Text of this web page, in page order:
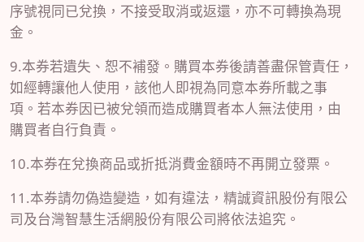
序號視同已兌換，不接受取消或返還，亦不可轉換為現
金。
9.本券若遺失、恕不補發。購買本券後請善盡保管責任，
如經轉讓他人使用，該他人即視為同意本券所載之事
項。若本券因已被兌領而造成購買者本人無法使用，由
購買者自行負責。
10.本券在兌換商品或折抵消費金額時不再開立發票。
11.本券請勿偽造變造，如有違法，精誠資訊股份有限公
司及台灣智慧生活網股份有限公司將依法追究。